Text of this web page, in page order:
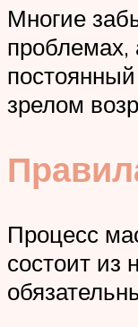
Многие
проблемах,
зрелом
Процесс
состоит из